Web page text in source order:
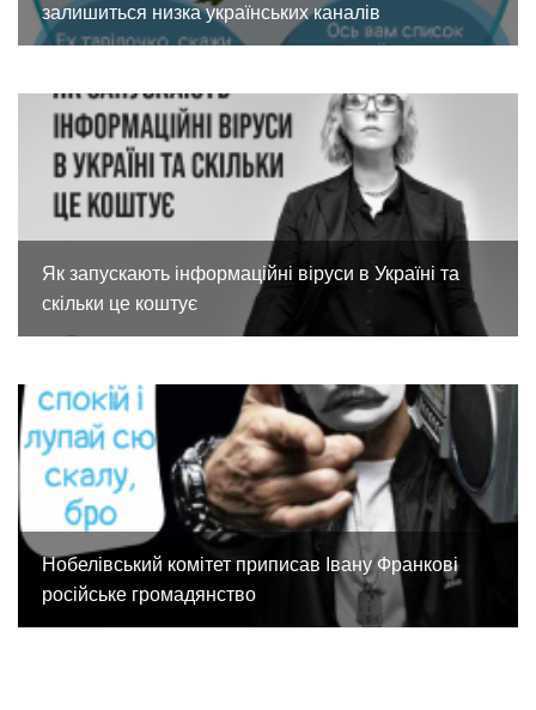
залишиться низка українських каналів
Як запускають інформаційні віруси в Україні та
скільки це коштує
Нобелівський комітет приписав Івану Франкові
російське громадянство